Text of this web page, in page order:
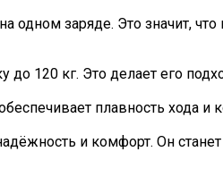
одном заряде. Это значит,
120 кг. Это делает его
плавность хода и
и комфорт. Он